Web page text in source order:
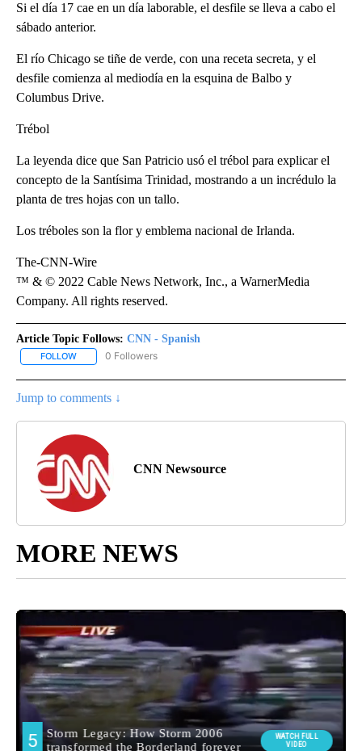
Si el día 17 cae en un día laborable, el desfile se lleva a cabo el
sábado anterior.
El río Chicago se tiñe de verde, con una receta secreta, y el
desfile comienza al mediodía en la esquina de Balbo y
Columbus Drive.
Trébol
La leyenda dice que San Patricio usó el trébol para explicar el
concepto de la Santísima Trinidad, mostrando a un incrédulo la
planta de tres hojas con un tallo.
Los tréboles son la flor y emblema nacional de Irlanda.
The-CNN-Wire
™ & © 2022 Cable News Network, Inc., a WarnerMedia
Company. All rights reserved.
Article Topic Follows: CNN - Spanish
FOLLOW FOLLOW "CNN - SPANISH" TO RECEIVE NOTIFICATIONS ABOUT
0 Followers
Jump to comments ↓
CNN Newsource
MORE NEWS